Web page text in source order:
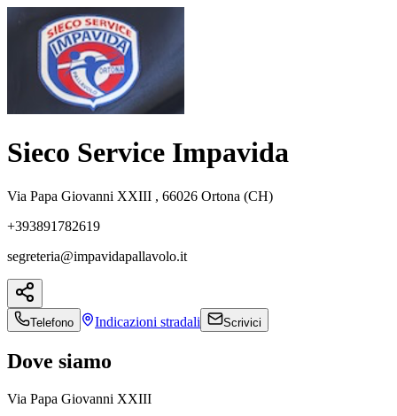
Sieco Service Impavida
Via Papa Giovanni XXIII , 66026 Ortona (CH)
+393891782619
segreteria@impavidapallavolo.it
Telefono Indicazioni stradali Scrivici
Dove siamo
Via Papa Giovanni XXIII